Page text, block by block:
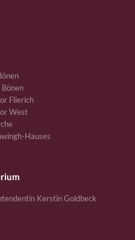
Flierich
West
Hauses
Kerstin Goldbeck